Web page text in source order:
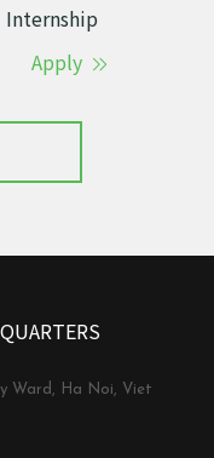
Internship
Apply
Ward, Ha Noi, Viet